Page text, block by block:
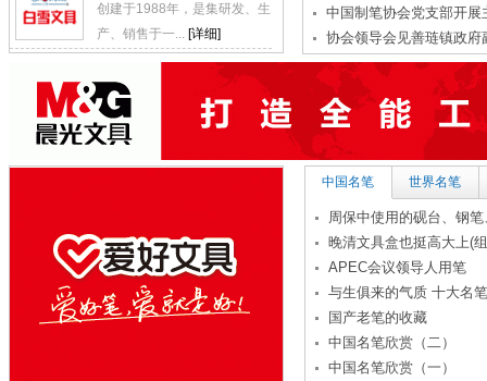
创建于1988年，是集研发、生
产、销售于一... [详细]
中国制笔协会党支部开展
协会领导会见善琏镇政府
中国名笔 世界名笔
周保中使用的砚台、钢
晚清文具盒也挺高大上(
APEC会议领导人用笔
与生俱来的气质 十大名
国产老笔的收藏
中国名笔欣赏（二）
中国名笔欣赏（一）